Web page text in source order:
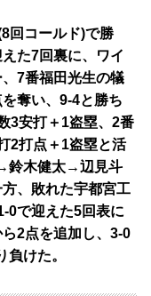
回コールド)で勝
た7回裏に、ワイ
7番福田光生の犠
奪い、9-4と勝ち
3安打＋1盗塁、2番
2打点＋1盗塁と活
鈴木健太→辺見斗
、敗れた宇都宮工
0で迎えた5回表に
2点を追加し、3-0
けた。